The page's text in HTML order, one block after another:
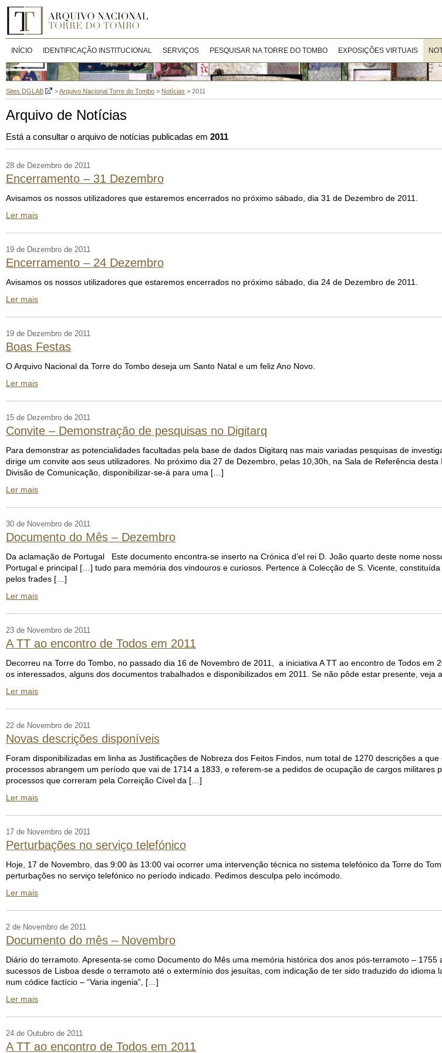
INÍCIO IDENTIFICAÇÃO INSTITUCIONAL SERVIÇOS PESQUISAR NA TORRE DO TOMBO EXPOSIÇÕES VIRTUAIS
Sites DGLAB >Arquivo Nacional Torre do Tombo > Notícias > 2011
Arquivo de Notícias
Está a consultar o arquivo de notícias publicadas em 2011
28 de Dezembro de 2011
Encerramento – 31 Dezembro
Avisamos os nossos utilizadores que estaremos encerrados no próximo sábado, dia 31 de Dezembro de 2011.
Ler mais
19 de Dezembro de 2011
Encerramento – 24 Dezembro
Avisamos os nossos utilizadores que estaremos encerrados no próximo sábado, dia 24 de Dezembro de 2011.
Ler mais
19 de Dezembro de 2011
Boas Festas
O Arquivo Nacional da Torre do Tombo deseja um Santo Natal e um feliz Ano Novo.
Ler mais
15 de Dezembro de 2011
Convite – Demonstração de pesquisas no Digitarq
Para demonstrar as potencialidades facultadas pela base de dados Digitarq nas mais variadas pesquisas de
dirige um convite aos seus utilizadores. No próximo dia 27 de Dezembro, pelas 10,30h, na Sala de Referência
Divisão de Comunicação, disponibilizar-se-á para uma […]
Ler mais
30 de Novembro de 2011
Documento do Mês – Dezembro
Da aclamação de Portugal Este documento encontra-se inserto na Crónica d’el rei D. João quarto deste nome
Portugal e principal […] tudo para memória dos vindouros e curiosos. Pertence à Colecção de S. Vicente,
pelos frades […]
Ler mais
23 de Novembro de 2011
A TT ao encontro de Todos em 2011
Decorreu na Torre do Tombo, no passado dia 16 de Novembro de 2011, a iniciativa A TT ao encontro de Todos em
os interessados, alguns dos documentos trabalhados e disponibilizados em 2011. Se não pôde estar presente, veja
Ler mais
22 de Novembro de 2011
Novas descrições disponíveis
Foram disponibilizadas em linha as Justificações de Nobreza dos Feitos Findos, num total de 1270 descrições a
processos abrangem um período que vai de 1714 a 1833, e referem-se a pedidos de ocupação de cargos militares
processos que correram pela Correição Cível da […]
Ler mais
17 de Novembro de 2011
Perturbações no serviço telefónico
Hoje, 17 de Novembro, das 9:00 às 13:00 vai ocorrer uma intervenção técnica no sistema telefónico da Torre do
perturbações no serviço telefónico no período indicado. Pedimos desculpa pelo incómodo.
Ler mais
2 de Novembro de 2011
Documento do mês – Novembro
Diário do terramoto. Apresenta-se como Documento do Mês uma memória histórica dos anos pós-terramoto –
sucessos de Lisboa desde o terramoto até o extermínio dos jesuítas, com indicação de ter sido traduzido do idioma
num códice factício – “Varia ingenia”, […]
Ler mais
24 de Outubro de 2011
A TT ao encontro de Todos em 2011